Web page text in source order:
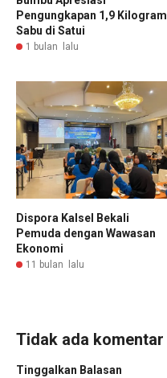
Pengungkapan 1,9 Kilogram
Sabu di Satui
1 bulan lalu
Dispora Kalsel Bekali
Pemuda dengan Wawasan
Ekonomi
11 bulan lalu
Tidak ada komentar
Tinggalkan Balasan